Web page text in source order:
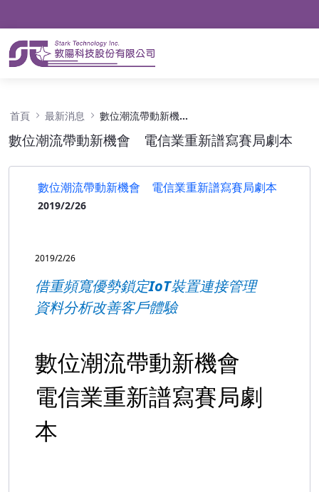
首頁 最新消息 數位潮流帶動新機會 電信業重新譜寫賽局劇本
數位潮流帶動新機會 電信業重新譜寫賽局劇本
數位潮流帶動新機會 電信業重新譜寫賽局劇本
2019/2/26
2019/2/26
借重頻寬優勢鎖定IoT裝置連接管理
資料分析改善客戶體驗
數位潮流帶動新機會
電信業重新譜寫賽局劇
本